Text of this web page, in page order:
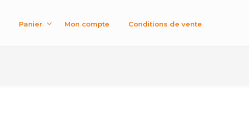
Panier Mon compte Conditions de vente